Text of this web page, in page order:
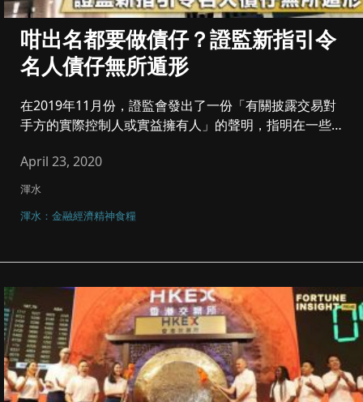
咁出名都要做債仔？證監新指引令
名人債仔無所遁形
在2019年11月份，證監會發出了一份「有關披露交易對
手方的實際控制人或實益擁有人」的聲明，指明在一些情
April 23, 2020
渾水
渾水：金融經濟精神食糧